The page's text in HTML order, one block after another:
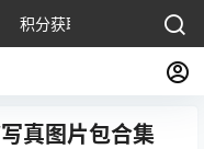
积分获取
真图片包合集